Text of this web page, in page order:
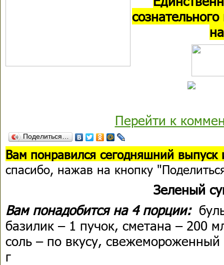
Перейти к
Поделиться…
Вам понравился сегодняшний выпуск
спасибо, нажав на кнопку
Зеленый
Вам понадобится на 4 порции:
базилик – 1 пучок, сметана – 200
соль – по вкусу,
г